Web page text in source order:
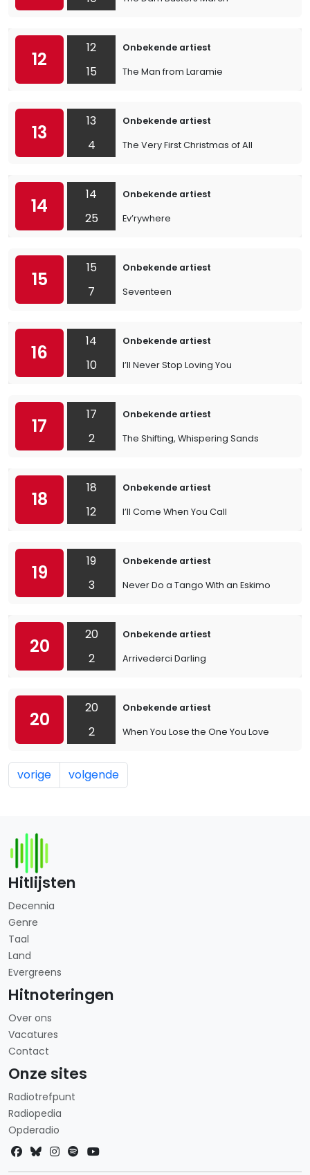
12
12
15
Onbekende artiest
The Man from Laramie
13
13
4
Onbekende artiest
The Very First Christmas of All
14
14
25
Onbekende artiest
Ev’rywhere
15
15
7
Onbekende artiest
Seventeen
16
14
10
Onbekende artiest
I’ll Never Stop Loving You
17
17
2
Onbekende artiest
The Shifting, Whispering Sands
18
18
12
Onbekende artiest
I’ll Come When You Call
19
19
3
Onbekende artiest
Never Do a Tango With an Eskimo
20
20
2
Onbekende artiest
Arrivederci Darling
20
20
2
Onbekende artiest
When You Lose the One You Love
vorige volgende
Hitlijsten
Decennia
Genre
Taal
Land
Evergreens
Hitnoteringen
Over ons
Vacatures
Contact
Onze sites
Radiotrefpunt
Radiopedia
Opderadio